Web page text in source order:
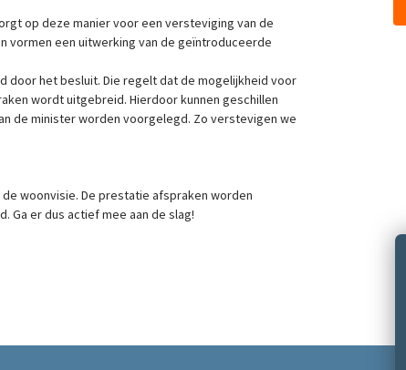
op deze manier voor een versteviging van de
een uitwerking van de geïntroduceerde
het besluit. Die regelt dat de mogelijkheid voor
wordt uitgebreid. Hierdoor kunnen geschillen
de minister worden voorgelegd. Zo verstevigen we
woonvisie. De prestatie afspraken worden
Ga er dus actief mee aan de slag!